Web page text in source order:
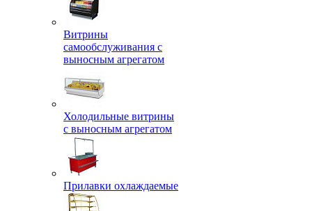
Витрины
самообслуживания с
выносным агрегатом
Холодильные витрины
с выносным агрегатом
Прилавки охлаждаемые